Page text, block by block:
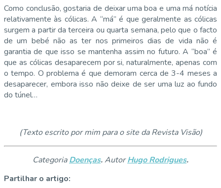
Como conclusão, gostaria de deixar uma boa e uma má notícia
relativamente às cólicas. A “má” é que geralmente as cólicas
surgem a partir da terceira ou quarta semana, pelo que o facto
de um bebé não as ter nos primeiros dias de vida não é
garantia de que isso se mantenha assim no futuro. A “boa” é
que as cólicas desaparecem por si, naturalmente, apenas com
o tempo. O problema é que demoram cerca de 3-4 meses a
desaparecer, embora isso não deixe de ser uma luz ao fundo
do túnel…
(Texto escrito por mim para o site da Revista Visão)
CategoriaDoenças.AutorHugo Rodrigues.
Partilhar o artigo: